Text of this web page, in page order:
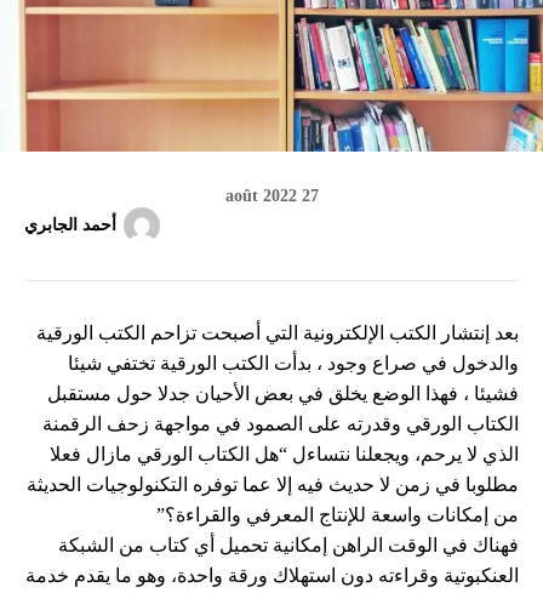
27 août 2022
أحمد الجابري
بعد إنتشار الكتب الإلكترونية التي أصبحت تزاحم الكتب الورقية
والدخول في صراع وجود ، بدأت الكتب الورقية تختفي شيئا
فشيئا ، فهذا الوضع يخلق في بعض الأحيان جدلا حول مستقبل
الكتاب الورقي وقدرته على الصمود في مواجهة زحف الرقمنة
الذي لا يرحم، ويجعلنا نتساءل “هل الكتاب الورقي مازال فعلا
مطلوبا في زمن لا حديث فيه إلا عما توفره التكنولوجيات الحديثة
من إمكانات واسعة للإنتاج المعرفي والقراءة؟”
فهناك في الوقت الراهن إمكانية تحميل أي كتاب من الشبكة
العنكبوتية وقراءته دون استهلاك ورقة واحدة، وهو ما يقدم خدمة